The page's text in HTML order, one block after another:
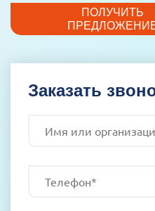
ПОЛУЧИТЬ
Заказать